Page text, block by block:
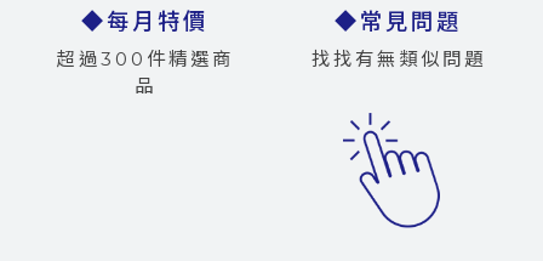
◆每月特價
超過300件精選商
品
◆常見問題
找找有無類似問題